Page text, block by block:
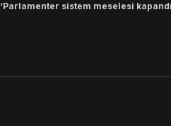
‘Parlamenter sistem meselesi